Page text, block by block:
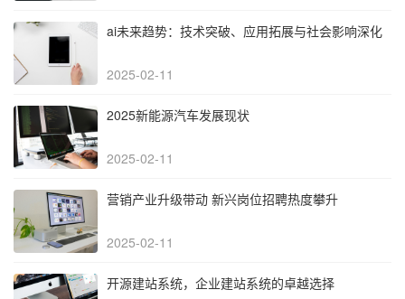
‌ai未来趋势：技术突破、应用拓展与社会影响深化‌
2025-02-11
2025新能源汽车发展现状
2025-02-11
营销产业升级带动 新兴岗位招聘热度攀升
2025-02-11
开源建站系统，企业建站系统的卓越选择